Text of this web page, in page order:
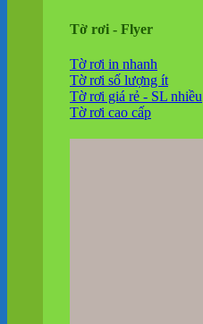
Tờ rơi - Flyer
Tờ rơi in nhanh
Tờ rơi số lượng ít
Tờ rơi giá rẻ - SL nhiều
Tờ rơi cao cấp